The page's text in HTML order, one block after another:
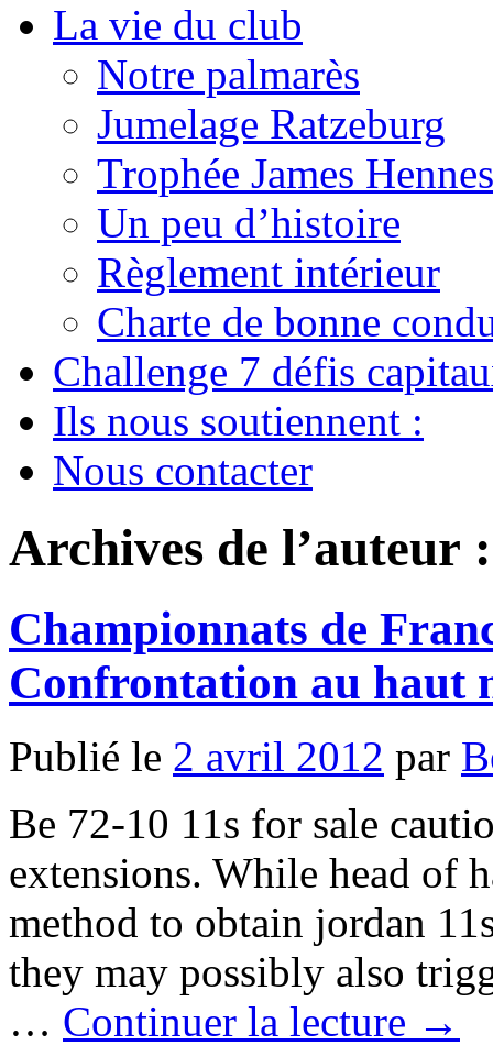
La vie du club
Notre palmarès
Jumelage Ratzeburg
Trophée James
Un peu d’histoire
Règlement intérieur
Charte de bonne
Challenge 7 défis
Ils nous soutiennent :
Nous contacter
Archives de l’auteur
Championnats de
Confrontation au haut
Publié le 2 avril 2012 par
Be 72-10 11s for sale
extensions. While head of
method to obtain jordan
they may possibly also
… Continuer la lecture →